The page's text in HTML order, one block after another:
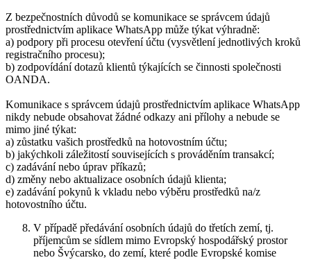
Z bezpečnostních důvodů se komunikace se správcem údajů
prostřednictvím aplikace WhatsApp může týkat výhradně:
a) podpory při procesu otevření účtu (vysvětlení jednotlivých kroků
registračního procesu);
b) zodpovídání dotazů klientů týkajících se činnosti společnosti
OANDA.
Komunikace s správcem údajů prostřednictvím aplikace WhatsApp
nikdy nebude obsahovat žádné odkazy ani přílohy a nebude se
mimo jiné týkat:
a) zůstatku vašich prostředků na hotovostním účtu;
b) jakýchkoli záležitostí souvisejících s prováděním transakcí;
c) zadávání nebo úprav příkazů;
d) změny nebo aktualizace osobních údajů klienta;
e) zadávání pokynů k vkladu nebo výběru prostředků na/z
hotovostního účtu.
V případě předávání osobních údajů do třetích zemí, tj.
příjemcům se sídlem mimo Evropský hospodářský prostor
nebo Švýcarsko, do zemí, které podle Evropské komise